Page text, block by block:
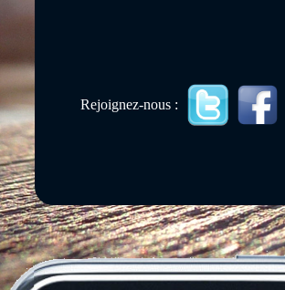
Rejoignez-nous :